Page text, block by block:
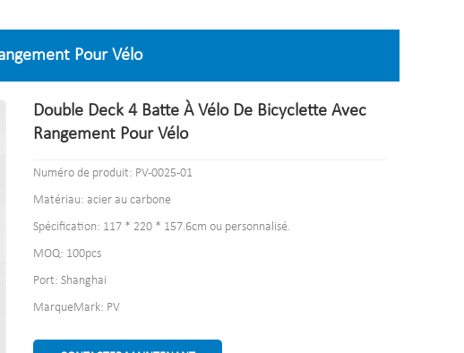
Pour Vélo
Double Deck 4 Batte À Vélo De Bicyclette Avec
Rangement Pour Vélo
Numéro de produit: PV-0025-01
Matériau: acier au carbone
Spécification: 117 * 220 * 157.6cm ou personnalisé.
MOQ: 100pcs
Port: Shanghai
MarqueMark: PV